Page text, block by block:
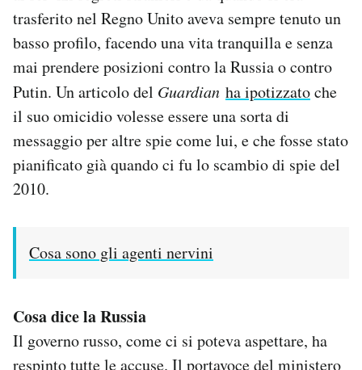
trasferito nel Regno Unito aveva sempre tenuto un
basso profilo, facendo una vita tranquilla e senza
mai prendere posizioni contro la Russia o contro
Putin. Un articolo del Guardian ha ipotizzatoche
il suo omicidio volesse essere una sorta di
messaggio per altre spie come lui, e che fosse stato
pianificato già quando ci fu lo scambio di spie del
2010.
Cosa sono gli agenti nervini
Cosa dice la Russia
Il governo russo, come ci si poteva aspettare, ha
respinto tutte le accuse. Il portavoce del ministero